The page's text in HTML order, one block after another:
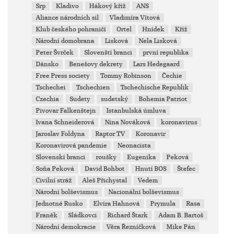
Srp
Kladivo Hákový kříž
ANS
Aliance národních sil
Vladimíra Vítová
Klub českého pohraničí
Ortel Hnídek
Kříž
Národní domobrana
Lisková
Nela Lisková
Peter Švrček
Slovenští branci
první republika
Dánsko
Benešovy dekrety
Lars Hedegaard
Free Press society
Tommy Robinson
Čechie
Tschechei
Tschechien
Tschechische Republik
Czechia
Sudety sudetský
Bohemia Patriot
Pivovar Falkenštejn
Istanbulská úmluva
Ivana Schneiderová
Nina Nováková
koronavirus
Jaroslav Foldyna
Raptor TV
Koronavir
Koronavirová pandemie
Neonacista
Slovenskí branci
roušky Eugenika
Peková
Soňa Peková
David Bohbot Hnutí BOS
Štefec
Civilní stráž
Aleš Přichystal
Vedem
Národní bolševismus
Nacionální bolševismus
Jednotné Rusko
Elvíra Hahnová Prymula
Rasa
Franěk
Sládkovci Richard Štark
Adam B. Bartoš
Národní demokracie
Věra Řezníčková
Mike Pán